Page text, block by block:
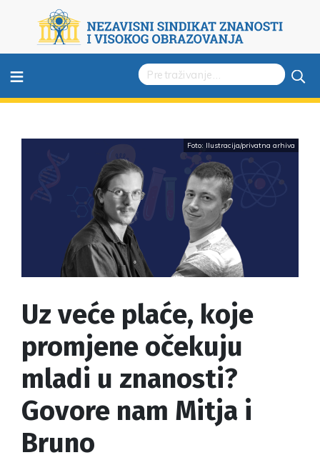
≡
Foto: Ilustracija/privatna arhiva
Uz veće plaće, koje
promjene očekuju
mladi u znanosti?
Govore nam Mitja i
Bruno